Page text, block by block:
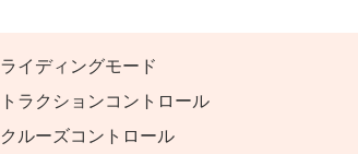
ライディングモード
トラクションコントロール
クルーズコントロール